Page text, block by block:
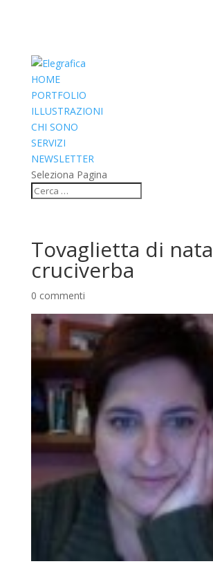
HOME
PORTFOLIO
ILLUSTRAZIONI
CHI SONO
SERVIZI
NEWSLETTER
Seleziona Pagina
Tovaglietta di
cruciverba
0 commenti